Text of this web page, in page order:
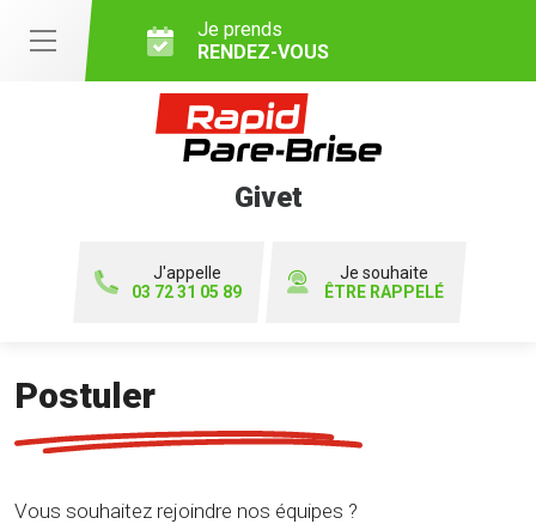
Je prends
RENDEZ-VOUS
Givet
J'appelle
03 72 31 05 89
Je souhaite
ÊTRE RAPPELÉ
Postuler
Vous souhaitez rejoindre nos équipes ?